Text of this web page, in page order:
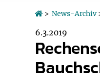
> News-Archiv
6.3.2019